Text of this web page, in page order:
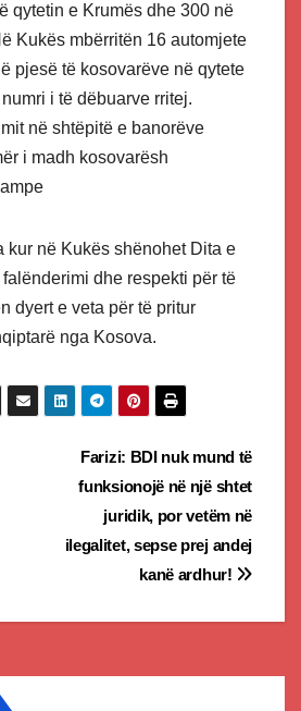
qytetin e Krumës dhe 300 në
Kukës mbërritën 16 automjete
pjesë të kosovarëve në qytete
i të dëbuarve rritej.
në shtëpitë e banorëve
i madh kosovarësh
kur në Kukës shënohet Dita e
dhe respekti për të
dyert e veta për të pritur
nga Kosova.
Farizi: BDI nuk mund të
funksionojë në një shtet
juridik, por vetëm në
ilegalitet, sepse prej andej
kanë ardhur!